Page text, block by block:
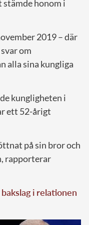
honom i
2019 – där
om
alla sina kungliga
kungligheten i
ett 52-årigt
på sin bror och
rapporterar
i relationen